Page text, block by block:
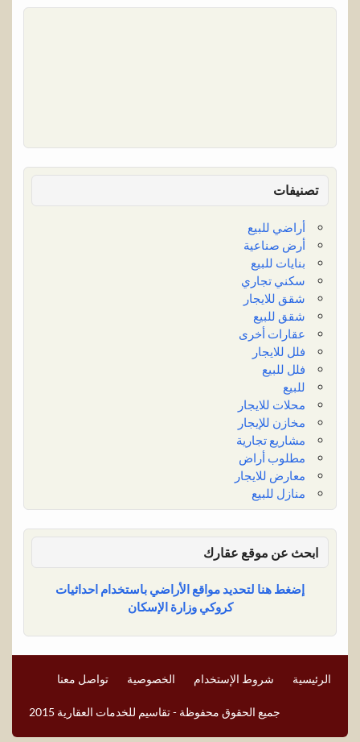
تصنيفات
أراضي للبيع
أرض صناعية
بنايات للبيع
سكني تجاري
شقق للايجار
شقق للبيع
عقارات أخرى
فلل للايجار
فلل للبيع
للبيع
محلات للايجار
مخازن للإيجار
مشاريع تجارية
مطلوب أراض
معارض للايجار
منازل للبيع
ابحث عن موقع عقارك
إضغط هنا لتحديد مواقع الأراضي باستخدام احداثيات
كروكي وزارة الإسكان
الرئيسية شروط الإستخدام الخصوصية تواصل معنا
جميع الحقوق محفوظة - تقاسيم للخدمات العقارية 2015